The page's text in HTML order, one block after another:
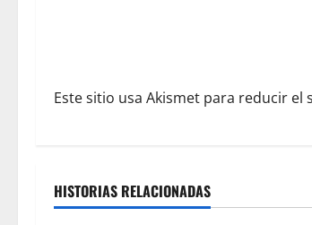
a
Este sitio usa Akismet para reducir el
HISTORIAS RELACIONADAS